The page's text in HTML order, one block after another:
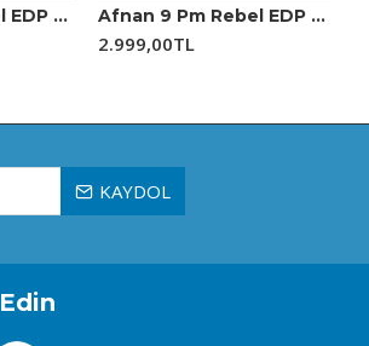
Afnan 9 Pm Rebel EDP 100 ml Unisex Parfüm Afnan 9 Pm Rebel EDP 100 ml Unisex Parfüm
2.999,00TL
KAYDOL